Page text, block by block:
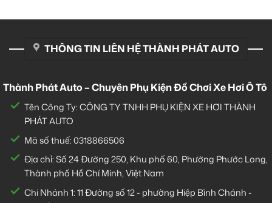
THÔNG TIN LIÊN HỆ THÀNH PHÁT AUTO
Thành Phát Auto – Chuyên Phụ Kiện Đồ Chơi Xe Hơi Ô Tô
Tên Công Ty: CÔNG TY TNHH PHỤ KIỆN XE HƠI THÀNH
PHÁT AUTO
Mã số thuế: 0318866506
Địa chỉ: Số 24 Đường 250, Khu phố 60, Phường Phước Long,
Thành phố Hồ Chí Minh, Việt Nam
Chi Nhánh 1:11 Đường số 12 - phường Hiệp Bình Chánh -